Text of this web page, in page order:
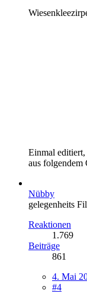
Einmal
aus folgendem
Nübby
gelegenheits
Reaktionen
1.769
Beiträge
861
4. Mai
#4